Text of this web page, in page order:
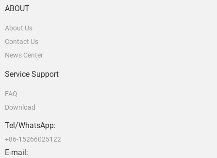
ABOUT
About Us
Contact Us
News Center
Service Support
FAQ
Download
Tel/WhatsApp:
+86-15266025122
E-mail: